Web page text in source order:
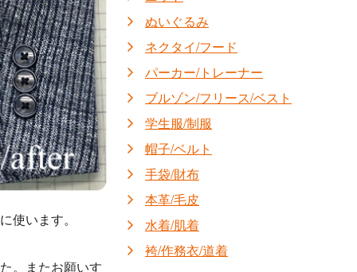
使います。
。またお願いす
ぬいぐるみ
ネクタイ/フード
パーカー/トレーナー
ブルゾン/フリース/ベスト
学生服/制服
帽子/ベルト
手袋/財布
本革/毛皮
水着/肌着
袴/作務衣/道着